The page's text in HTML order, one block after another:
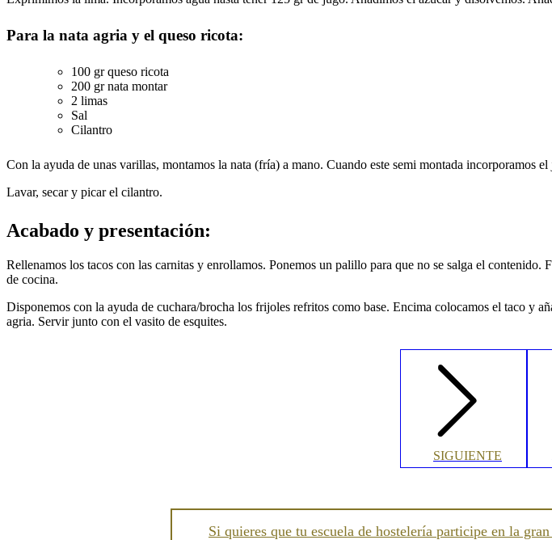
Para la nata agria y el queso ricota:
100 gr queso ricota
200 gr nata montar
2 limas
Sal
Cilantro
Con la ayuda de unas varillas, montamos la nata (fría) a mano. Cuando este semi montada incorporamos
Lavar, secar y picar el cilantro.
Acabado y presentación:
Rellenamos los tacos con las carnitas y enrollamos. Ponemos un palillo para que no se salga el contenido.
de cocina.
Disponemos con la ayuda de cuchara/brocha los frijoles refritos como base. Encima colocamos el taco y
agria. Servir junto con el vasito de esquites.
SIGUIENTE
Si quieres que tu escuela de hostelería participe en la